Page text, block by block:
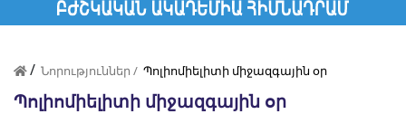
/ Նորություններ / Պոլիոմիելիտի միջազգային օր
Պոլիոմիելիտի միջազգային օր